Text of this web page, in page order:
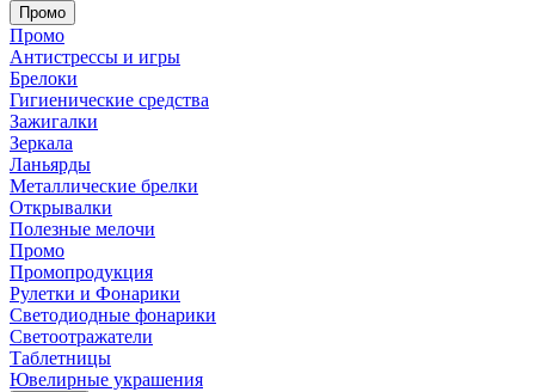
Промо
Промо
Антистрессы и игры
Брелоки
Гигиенические средства
Зажигалки
Зеркала
Ланьярды
Металлические брелки
Открывалки
Полезные мелочи
Промо
Промопродукция
Рулетки и Фонарики
Светодиодные фонарики
Светоотражатели
Таблетницы
Ювелирные украшения